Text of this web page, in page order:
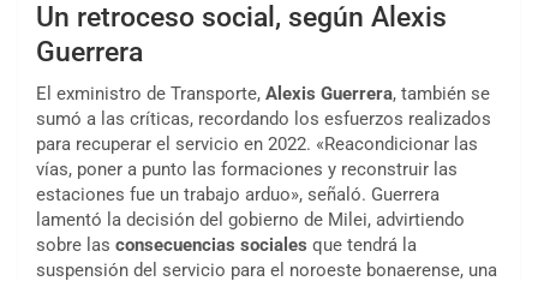
Un retroceso social, según Alexis
Guerrera
El exministro de Transporte, Alexis Guerrera, también se
sumó a las críticas, recordando los esfuerzos realizados
para recuperar el servicio en 2022. «Reacondicionar las
vías, poner a punto las formaciones y reconstruir las
estaciones fue un trabajo arduo», señaló. Guerrera
lamentó la decisión del gobierno de Milei, advirtiendo
sobre las consecuencias sociales que tendrá la
suspensión del servicio para el noroeste bonaerense, una